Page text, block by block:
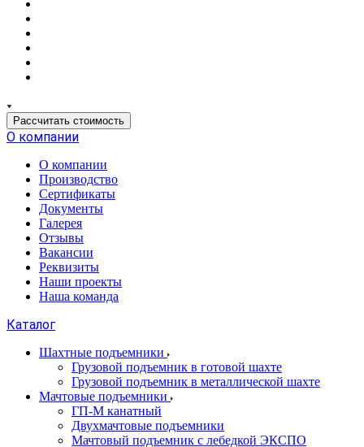
Рассчитать стоимость
О компании
О компании
Производство
Сертификаты
Документы
Галерея
Отзывы
Вакансии
Реквизиты
Наши проекты
Наша команда
Каталог
Шахтные подъемники
Грузовой подъемник в готовой шахте
Грузовой подъемник в металлической шахте
Мачтовые подъемники
ГП-М канатный
Двухмачтовые подъемники
Мачтовый подъемник с лебедкой ЭКСПО